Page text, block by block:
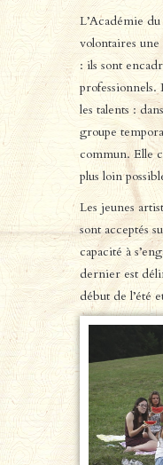
L’Académie
volontaires
: ils sont
professionnels.
les talents :
groupe
commun. Elle
plus loin
Les jeunes
sont acceptés
capacité à
dernier est
début de l’été